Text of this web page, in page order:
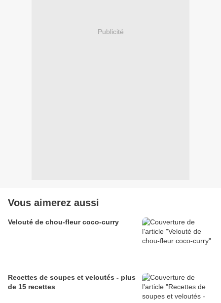
Publicité
Vous aimerez aussi
Velouté de chou-fleur coco-curry
Recettes de soupes et veloutés - plus
de 15 recettes